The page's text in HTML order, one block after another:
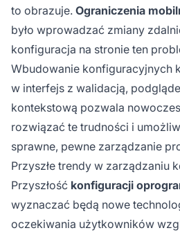
to obrazuje. Ograniczenia
było wprowadzać zmiany
konfiguracja na stronie ten
Wbudowanie konfiguracyjnych
w interfejs z walidacją,
kontekstową pozwala
rozwiązać te trudności i
sprawne, pewne zarządzanie
Przyszłe trendy w zarządzaniu
Przyszłość konfiguracji
wyznaczać będą nowe
oczekiwania użytkowników